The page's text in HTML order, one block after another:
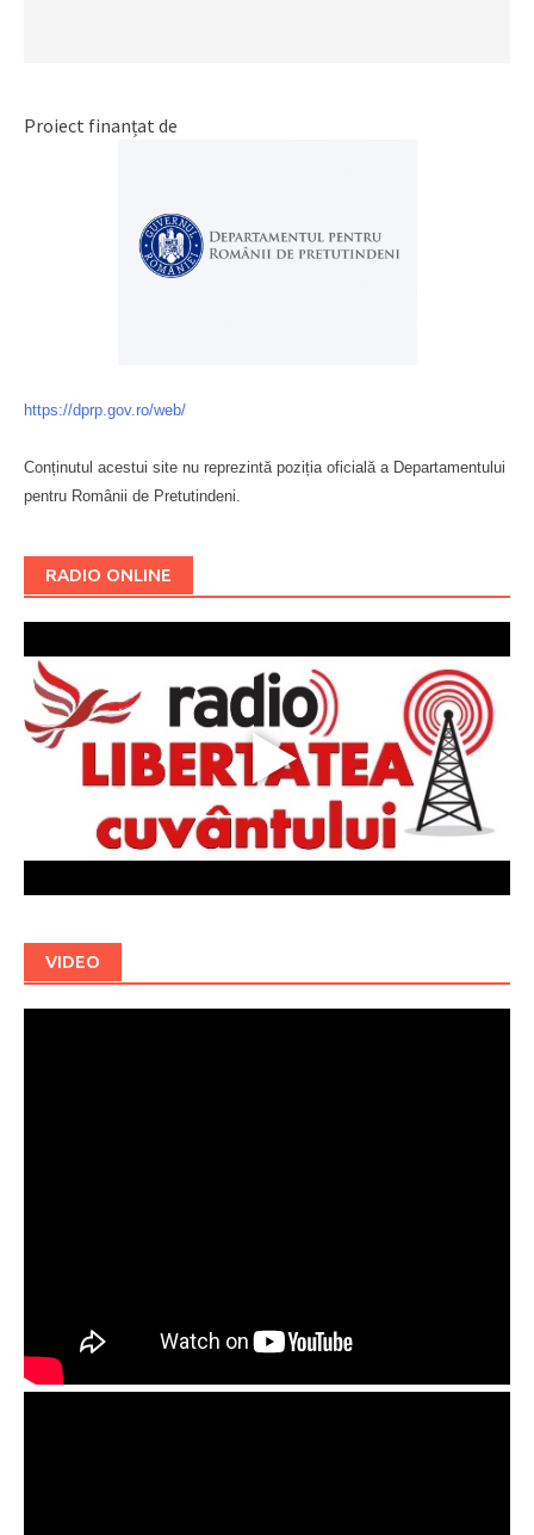
Proiect finanțat de
https://dprp.gov.ro/web/
Conținutul acestui site nu reprezintă poziția oficială a Departamentului
pentru Românii de Pretutindeni.
RADIO ONLINE
VIDEO